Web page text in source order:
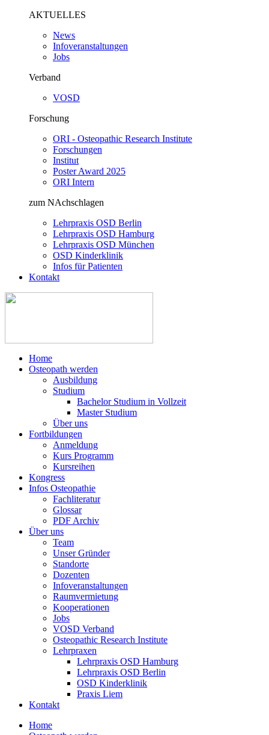
AKTUELLES
News
Infoveranstaltungen
Jobs
Verband
VOSD
Forschung
ORI - Osteopathic Research Institute
Forschungen
Institut
Poster Award 2025
ORI Intern
zum NAchschlagen
Lehrpraxis OSD Berlin
Lehrpraxis OSD Hamburg
Lehrpraxis OSD München
OSD Kinderklinik
Infos für Patienten
Kontakt
Home
Osteopath werden
Ausbildung
Studium
Bachelor Studium in Vollzeit
Master Studium
Über uns
Fortbildungen
Anmeldung
Kurs Programm
Kursreihen
Kongress
Infos Osteopathie
Fachliteratur
Glossar
PDF Archiv
Über uns
Team
Unser Gründer
Standorte
Dozenten
Infoveranstaltungen
Raumvermietung
Kooperationen
Jobs
VOSD Verband
Osteopathic Research Institute
Lehrpraxen
Lehrpraxis OSD Hamburg
Lehrpraxis OSD Berlin
OSD Kinderklinik
Praxis Liem
Kontakt
Home